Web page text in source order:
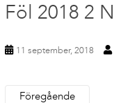
Föl 2018 2
11 september, 2018
Föregående